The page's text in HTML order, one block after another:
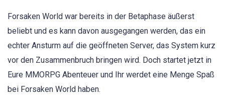
Forsaken World war bereits in der Betaphase äußerst
beliebt und es kann davon ausgegangen werden, das ein
echter Ansturm auf die geöffneten Server, das System kurz
vor den Zusammenbruch bringen wird. Doch startet jetzt in
Eure MMORPG Abenteuer und Ihr werdet eine Menge Spaß
bei Forsaken World haben.